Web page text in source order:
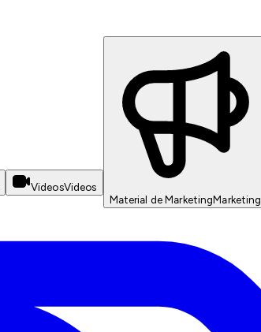
VideosVideos
Material de MarketingMarketing